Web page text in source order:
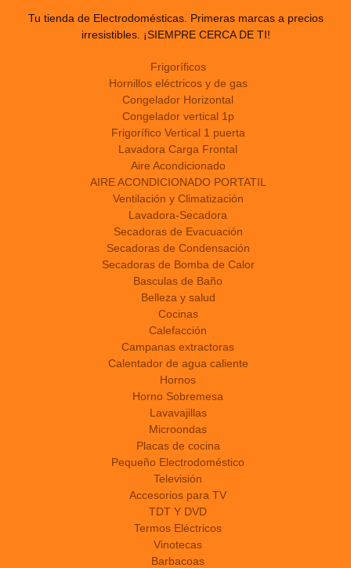
Tu tienda de Electrodomésticas. Primeras marcas a precios
irresistibles. ¡SIEMPRE CERCA DE TI!
Frigoríficos
Hornillos eléctricos y de gas
Congelador Horizontal
Congelador vertical 1p
Frigorífico Vertical 1 puerta
Lavadora Carga Frontal
Aire Acondicionado
AIRE ACONDICIONADO PORTATIL
Ventilación y Climatización
Lavadora-Secadora
Secadoras de Evacuación
Secadoras de Condensación
Secadoras de Bomba de Calor
Basculas de Baño
Belleza y salud
Cocinas
Calefacción
Campanas extractoras
Calentador de agua caliente
Hornos
Horno Sobremesa
Lavavajillas
Microondas
Placas de cocina
Pequeño Electrodoméstico
Televisión
Accesorios para TV
TDT Y DVD
Termos Eléctricos
Vinotecas
Barbacoas